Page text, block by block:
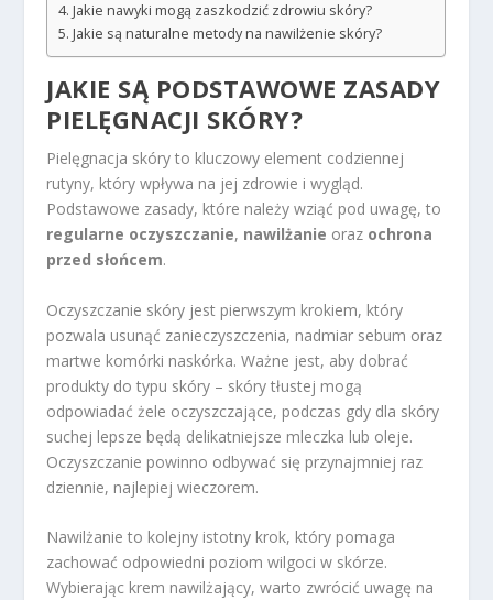
Jakie nawyki mogą zaszkodzić zdrowiu skóry?
Jakie są naturalne metody na nawilżenie skóry?
JAKIE SĄ PODSTAWOWE ZASADY
PIELĘGNACJI SKÓRY?
Pielęgnacja skóry to kluczowy element codziennej
rutyny, który wpływa na jej zdrowie i wygląd.
Podstawowe zasady, które należy wziąć pod uwagę, to
regularne oczyszczanie, nawilżanie oraz ochrona
przed słońcem.
Oczyszczanie skóry jest pierwszym krokiem, który
pozwala usunąć zanieczyszczenia, nadmiar sebum oraz
martwe komórki naskórka. Ważne jest, aby dobrać
produkty do typu skóry – skóry tłustej mogą
odpowiadać żele oczyszczające, podczas gdy dla skóry
suchej lepsze będą delikatniejsze mleczka lub oleje.
Oczyszczanie powinno odbywać się przynajmniej raz
dziennie, najlepiej wieczorem.
Nawilżanie to kolejny istotny krok, który pomaga
zachować odpowiedni poziom wilgoci w skórze.
Wybierając krem nawilżający, warto zwrócić uwagę na